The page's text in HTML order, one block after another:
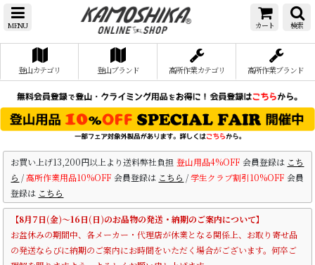
MENU カート 検索
登山カテゴリ 登山ブランド 高所作業カテゴリ 高所作業ブランド
お買い上げ13,200円以上より送料弊社負担 登山用品4%OFF 会員登録は こち
ら /高所作業用品10%OFF 会員登録は こちら /学生クラブ割引10%OFF 会員
登録は こちら
【8月7日(金)～16日(日)のお品物の発送・納期のご案内について】
お盆休みの期間中、各メーカー・代理店が休業となる関係上、お取り寄せ品
の発送ならびに納期のご案内にお時間をいただく場合がございます。何卒ご